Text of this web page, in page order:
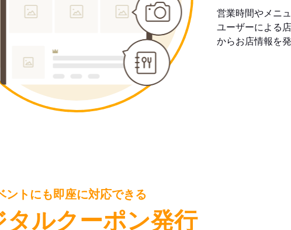
営業時間やメニ
ユーザーによる
からお店情報を
ントにも即座に対応できる
タルクーポン発行